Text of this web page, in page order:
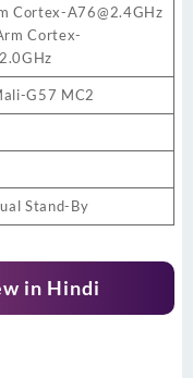
Cortex-A76@2.4GHz
Cortex-
G57 MC2
Stand-By
in Hindi